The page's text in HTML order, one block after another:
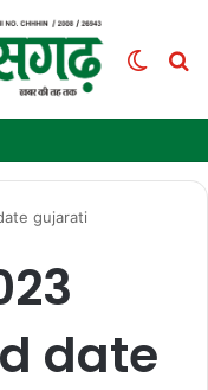
Switch
gujarati
date